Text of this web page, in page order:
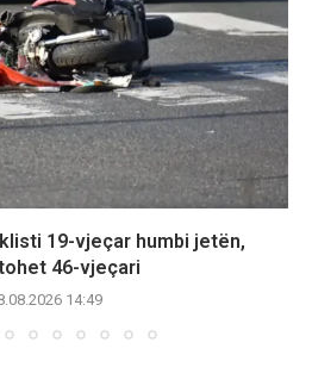
19-vjeçar humbi jetën,
46-vjeçari
14:49